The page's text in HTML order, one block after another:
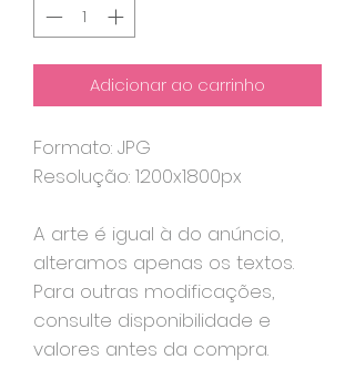
Adicionar ao carrinho
Formato: JPG
Resolução: 1200x1800px
A arte é igual à do anúncio,
alteramos apenas os textos.
Para outras modificações,
consulte disponibilidade e
valores antes da compra.